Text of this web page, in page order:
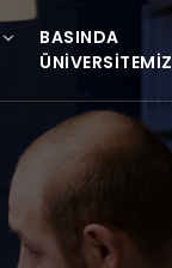
BASINDA
ÜNIVERSITEMIZ